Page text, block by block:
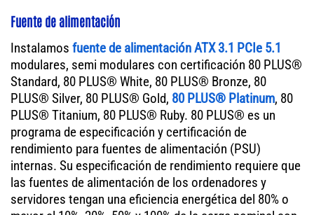
Fuente de alimentación
Instalamos fuente de alimentación ATX 3.1 PCIe 5.1
modulares, semi modulares con certificación 80 PLUS®
Standard, 80 PLUS® White, 80 PLUS® Bronze, 80
PLUS® Silver, 80 PLUS® Gold, 80 PLUS® Platinum, 80
PLUS® Titanium, 80 PLUS® Ruby. 80 PLUS® es un
programa de especificación y certificación de
rendimiento para fuentes de alimentación (PSU)
internas. Su especificación de rendimiento requiere que
las fuentes de alimentación de los ordenadores y
servidores tengan una eficiencia energética del 80% o